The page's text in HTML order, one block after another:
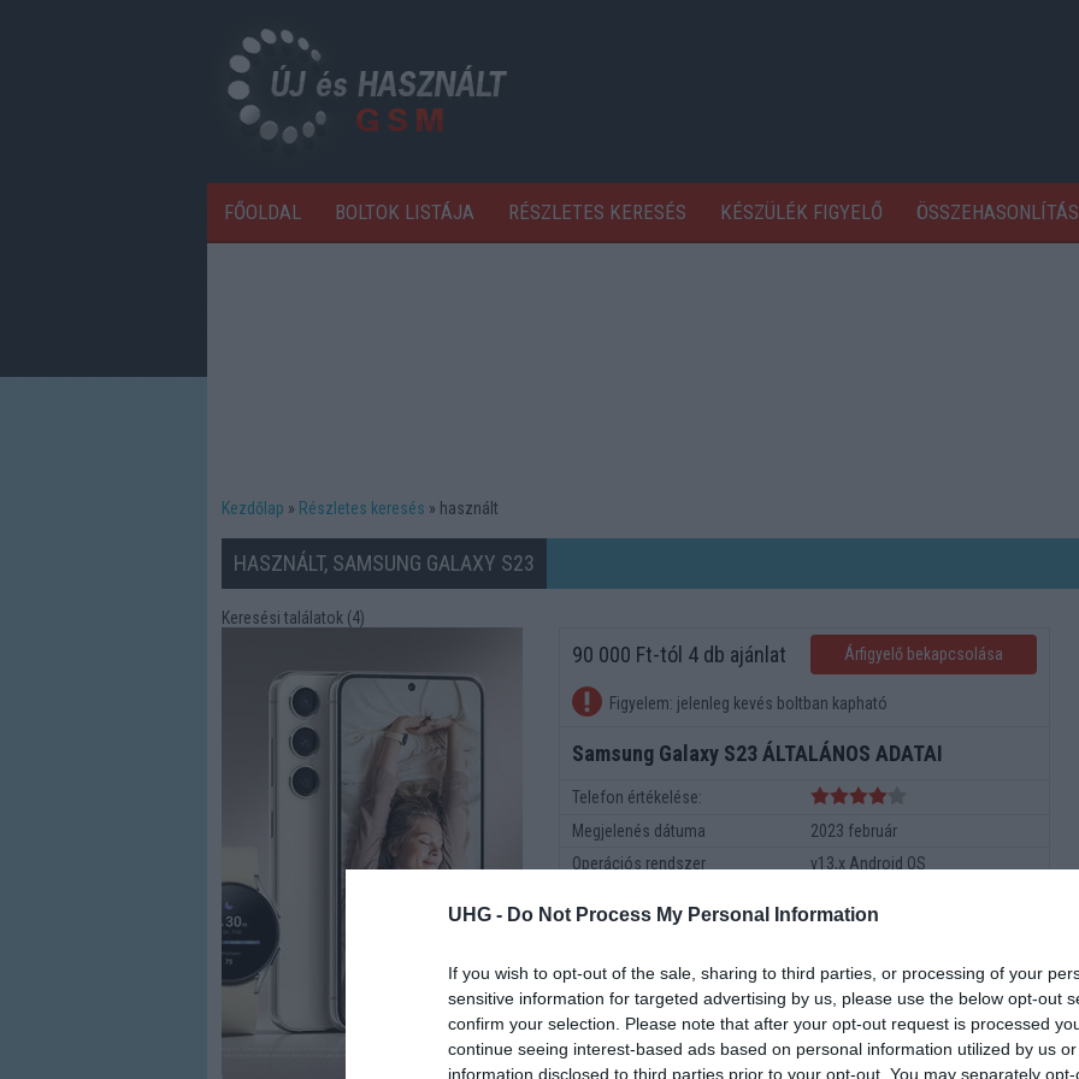
UHG - Do Not Process My Personal Information
If you wish to opt-out of the sale, sharing to third parties, or processing of your
sensitive information for targeted advertising by us, please use the below opt-out
confirm your selection. Please note that after your opt-out request is processed
continue seeing interest-based ads based on personal information utilized by us
information disclosed to third parties prior to your opt-out. You may separately
FŐOLDAL BOLTOK LISTÁJA RÉSZLETES KERESÉS KÉSZÜLÉK FIGYELŐ ÖSSZEHASONLÍTÁS
Kezdőlap Részletes keresés használt
HASZNÁLT, SAMSUNG GALAXY S23
Keresési találatok (4)
90 000 Ft-tól 4 db ajánlat Árfigyelő bekapcsolása
Figyelem: jelenleg kevés boltban kapható
Samsung Galaxy S23 ÁLTALÁNOS ADATAI
Telefon értékelése:
Megjelenés dátuma
2023 február
Operációs rendszer
v13,x Android OS
Kamera
3x
Minimum memoria
8000
Akkumulátor Típus
Li-Ion